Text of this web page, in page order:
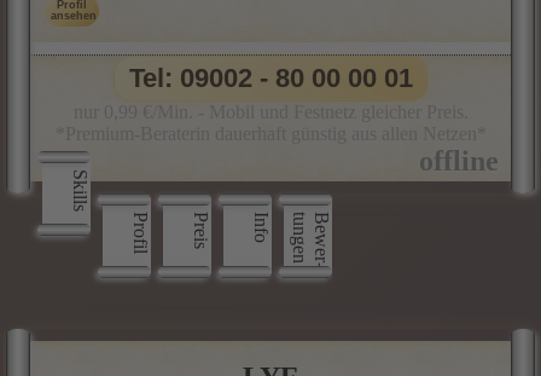
Skills
Profil
Preis Info B
e
w
e
r
­
t
u
n
g
e
n
Tel: 09002 - 80 00 00 01